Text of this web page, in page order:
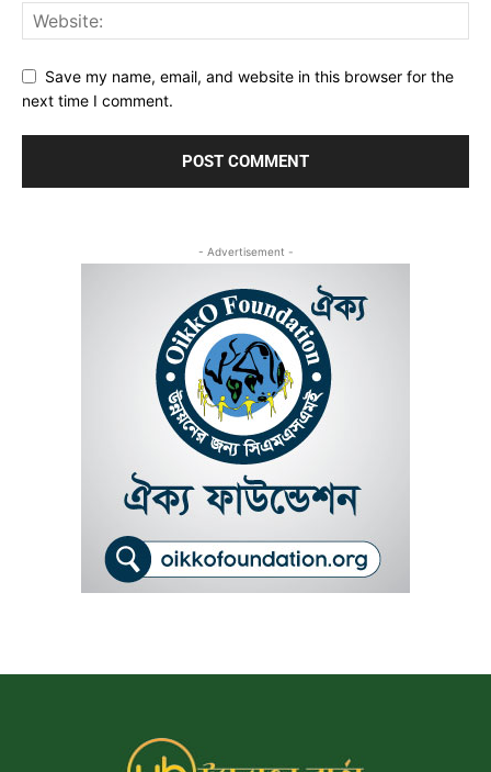
Save my name, email, and website in this browser for the
next time I comment.
- Advertisement -